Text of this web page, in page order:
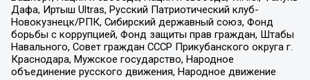
Дафа, Иртыш Ultras, Русский Патриотический клуб-
Новокузнецк/РПК, Сибирский державный союз, Фонд
борьбы с коррупцией, Фонд защиты прав граждан, Штабы
Навального, Совет граждан СССР Прикубанского округа г.
Краснодара, Мужское государство, Народное
объединение русского движения, Народное движение